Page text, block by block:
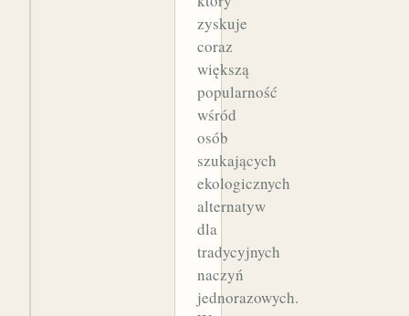
zyskuje
coraz
większą
popularność
wśród
osób
szukających
ekologicznych
alternatyw
dla
tradycyjnych
naczyń
jednorazowych.